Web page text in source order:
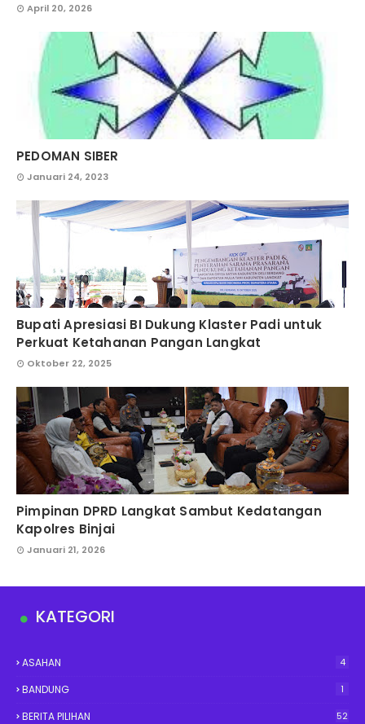
April 20, 2026
PEDOMAN SIBER
Januari 24, 2023
Bupati Apresiasi BI Dukung Klaster Padi untuk
Perkuat Ketahanan Pangan Langkat
Oktober 22, 2025
Pimpinan DPRD Langkat Sambut Kedatangan
Kapolres Binjai
Januari 21, 2026
KATEGORI
ASAHAN 4
BANDUNG 1
BERITA PILIHAN 52